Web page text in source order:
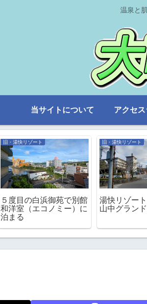
温泉と
当サイトについて アクセ
旧・湯快リゾート
５度目の白浜御苑で別館
和洋室（エコノミー）に
泊まる
旧・湯快リゾート
湯快リゾー
山中グラン